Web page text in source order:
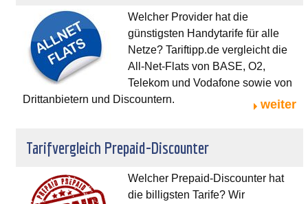
Welcher Provider hat die
günstigsten Handytarife für alle
Netze? Tariftipp.de vergleicht die
All-Net-Flats von BASE, O2,
Telekom und Vodafone sowie von
Drittanbietern und Discountern.
weiter
Tarifvergleich Prepaid-Discounter
Welcher Prepaid-Discounter hat
die billigsten Tarife? Wir